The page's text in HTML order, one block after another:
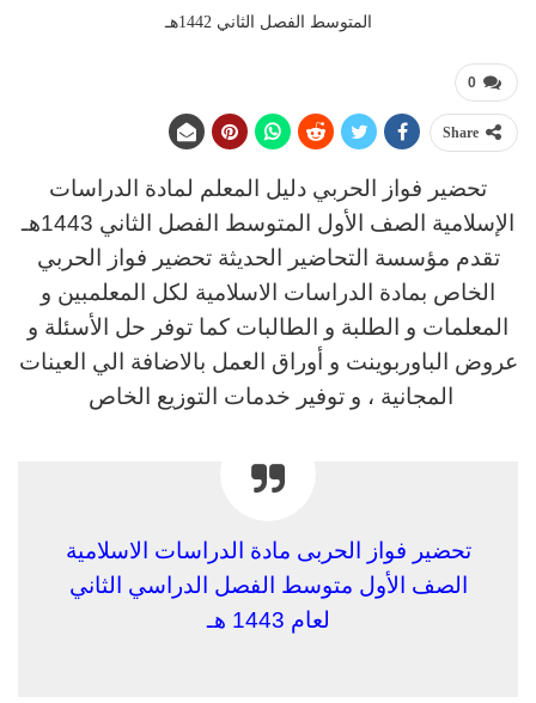
المتوسط الفصل الثاني 1442هـ
0
Share
تحضير فواز الحربي دليل المعلم لمادة الدراسات
الإسلامية الصف الأول المتوسط الفصل الثاني 1443هـ
تقدم مؤسسة التحاضير الحديثة تحضير فواز الحربي
الخاص بمادة الدراسات الاسلامية لكل المعلمبين و
المعلمات و الطلبة و الطالبات كما توفر حل الأسئلة و
عروض الباوربوينت و أوراق العمل بالاضافة الي العينات
المجانية ، و توفير خدمات التوزيع الخاص
تحضير فواز الحربى مادة الدراسات الاسلامية
الصف الأول متوسط الفصل الدراسي الثاني
لعام 1443 هـ